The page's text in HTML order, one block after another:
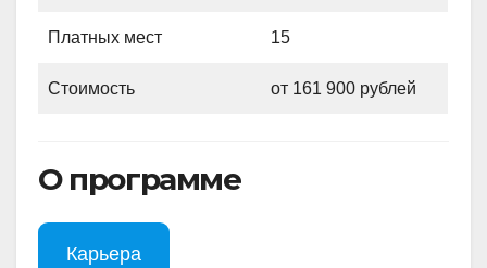
Платных мест 15
Стоимость от 161 900 рублей
О программе
Карьера